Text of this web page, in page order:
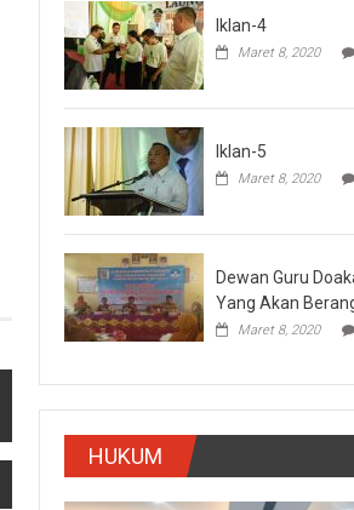
Iklan-4
Maret 8, 2020
Iklan-5
Maret 8, 2020
Dewan Guru
Yang Akan
Maret 8, 2020
HUKUM